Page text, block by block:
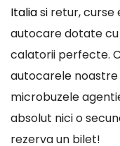
Italiasi retur,
autocare dotate
calatorii perfecte.
autocarele
microbuzele
absolut nici o
rezerva un bilet!